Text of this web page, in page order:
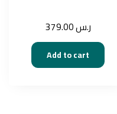
ر.س
Add to cart